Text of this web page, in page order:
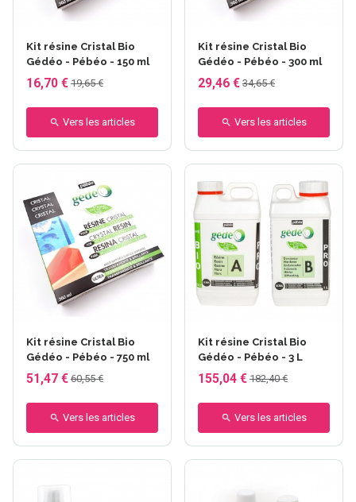
Kit résine Cristal Bio
Gédéo - Pébéo - 150 ml
16,70 € 19,65 €
Vers les articles
Kit résine Cristal Bio
Gédéo - Pébéo - 300 ml
29,46 € 34,65 €
Vers les articles
Kit résine Cristal Bio
Gédéo - Pébéo - 750 ml
51,47 € 60,55 €
Vers les articles
Kit résine Cristal Bio
Gédéo - Pébéo - 3 L
155,04 € 182,40 €
Vers les articles